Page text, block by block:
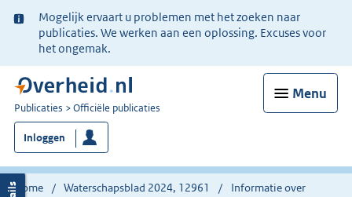
Ter
informatie:
Mogelijk ervaart u problemen met het zoeken naar
publicaties. We werken aan een oplossing. Excuses voor
het ongemak.
Menu
U
bent
nu
hier:
Publicaties Officiële publicaties
Inloggen
Home Waterschapsblad 2024, 12961
Informatie over